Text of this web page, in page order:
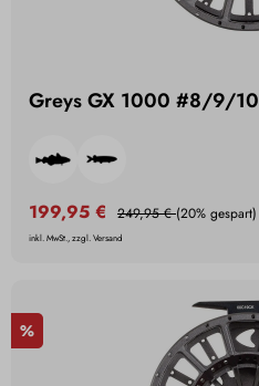
Greys GX 1000 #8/9/10
199,95 € 249,95 €(20% gespart)
inkl. MwSt., zzgl. Versand
%